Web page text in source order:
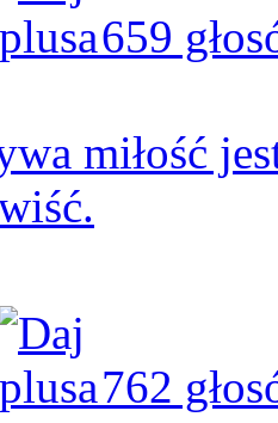
659
miłość
762